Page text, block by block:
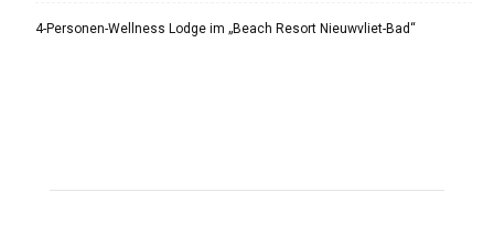
4-Personen-Wellness Lodge im „Beach Resort Nieuwvliet-Bad“